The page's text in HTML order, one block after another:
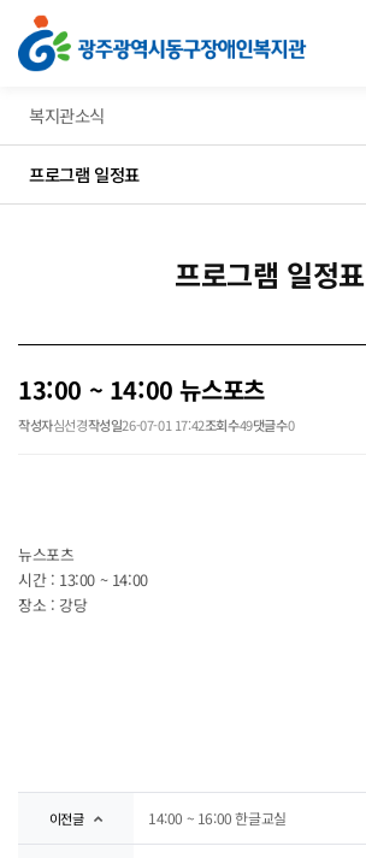
13:00 ~ 14:00 뉴스포츠 > 프로그램 일정표
복지관소식
프로그램 일정표
프로그램 일정표
13:00 ~ 14:00 뉴스포츠
작성자심선경작성일26-07-01 17:42조회수49댓글수0
뉴스포츠
시간 : 13:00 ~ 14:00
장소 : 강당
이전글 14:00 ~ 16:00 한글교실